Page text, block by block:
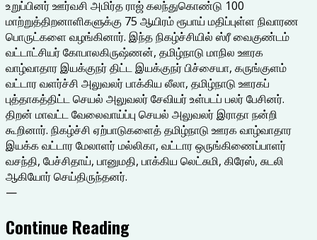
உறுப்பினர் ஊர்வசி அமிர்த ராஜ் கலந்துகொண்டு 100
மாற்றுத்திறனாளிகளுக்கு 75 ஆயிரம் ரூபாய் மதிப்புள்ள நிவாரண
பொருட்களை வழங்கினார். இந்த நிகழ்ச்சியில் ஸ்ரீ வைகுண்டம்
வட்டாட்சியர் கோபாலகிருஷ்ணன், தமிழ்நாடு மாநில ஊரக
வாழ்வாதார இயக்குநர் திட்ட இயக்குநர் பிச்சையா, கருங்குளம்
வட்டார வளர்ச்சி அலுவலர் பாக்கிய லீலா, தமிழ்நாடு ஊரகப்
புத்தாகத்திட்ட செயல் அலுவலர் சேவியர் உள்படப் பலர் பேசினர்.
திறன் மாவட்ட வேலைவாய்ப்பு செயல் அலுவலர் இராதா நன்றி
கூறினார். நிகழ்ச்சி ஏற்பாடுகளைத் தமிழ்நாடு ஊரக வாழ்வாதார
இயக்க வட்டார மேலாளர் மல்லிகா, வட்டார ஒருங்கிணைப்பாளர்
வசந்தி, பேச்சிதாய், பானுமதி, பாக்கிய லெட்சுமி, கிரேஸ், சுடலி
ஆகியோர் செய்திருந்தனர்.
—
Continue Reading